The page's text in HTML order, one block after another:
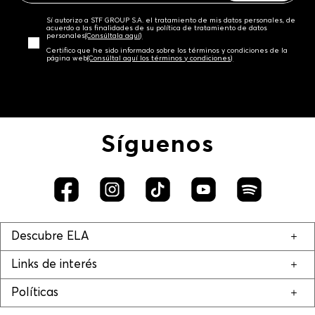
Sí autorizo a STF GROUP S.A. el tratamiento de mis datos personales, de
acuerdo a las finalidades de su política de tratamiento de datos
personales‎(Consúltala aquí)
Certifico que he sido informado sobre los términos y condiciones de la
página web‎(Consúltal aquí los términos y condiciones)
Síguenos
Descubre ELA
Links de interés
Políticas